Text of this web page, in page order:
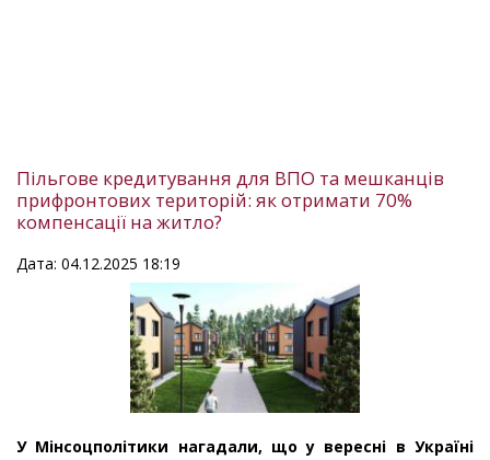
Пільгове кредитування для ВПО та мешканців
прифронтових територій: як отримати 70%
компенсації на житло?
Дата: 04.12.2025 18:19
У Мінсоцполітики нагадали, що у вересні в Україні